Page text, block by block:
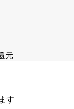
元
す